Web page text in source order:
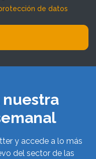
de datos
y accede a lo más
del sector de las